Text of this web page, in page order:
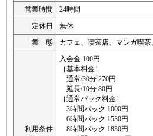
営業時間
24時間
定休日
無休
業 態
カフェ、喫茶店、マンガ喫
利用条件
入会金 100円
［基本料金］
通常/30分 270円
延長/10分 80円
［通常パック料金］
3時間パック 1000円
6時間パック 1530円
8時間パック 1830円